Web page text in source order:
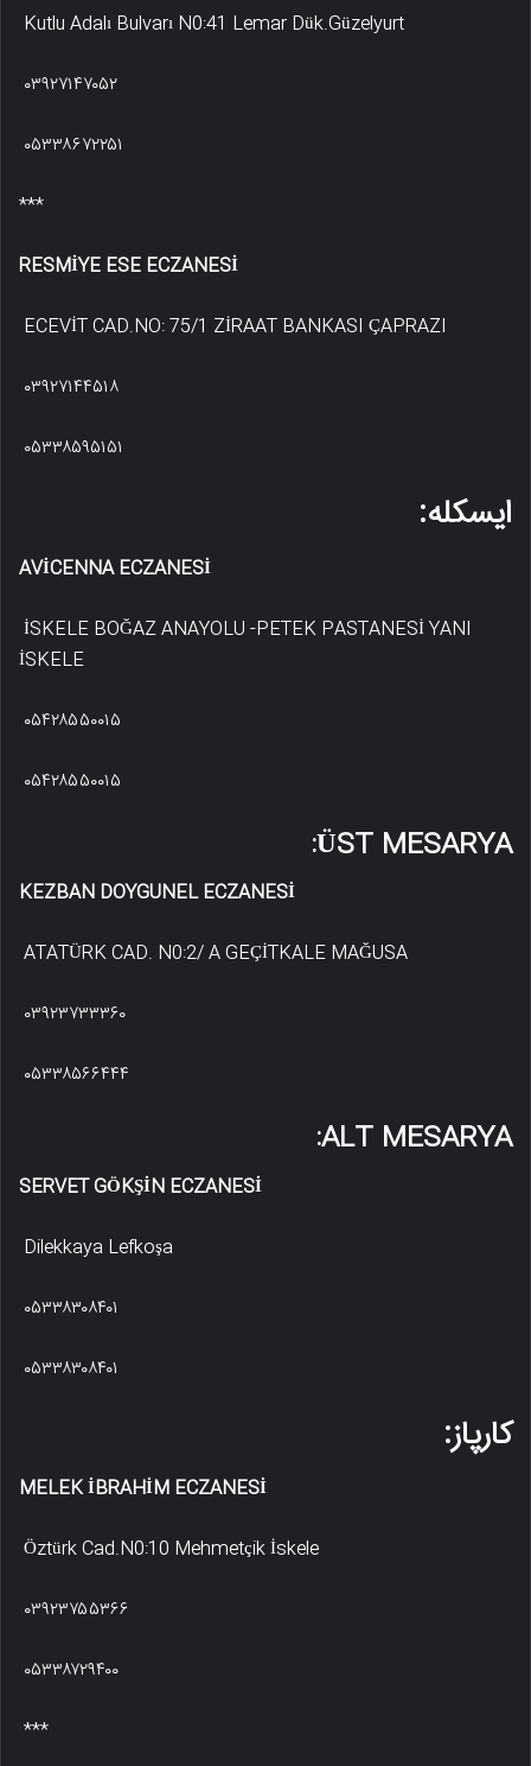
Kutlu Adalı Bulvarı N0:41 Lemar Dük.Güzelyurt
۰۳۹۲۷۱۴۷۰۵۲
۰۵۳۳۸۶۷۲۲۵۱
***
RESMİYE ESE ECZANESİ
ECEVİT CAD.NO: 75/1 ZİRAAT BANKASI ÇAPRAZI
۰۳۹۲۷۱۴۴۵۱۸
۰۵۳۳۸۵۹۵۱۵۱
ایسکله:
AVİCENNA ECZANESİ
İSKELE BOĞAZ ANAYOLU -PETEK PASTANESİ YANI
İSKELE
۰۵۴۲۸۵۵۰۰۱۵
۰۵۴۲۸۵۵۰۰۱۵
ÜST MESARYA:
KEZBAN DOYGUNEL ECZANESİ
ATATÜRK CAD. N0:2/ A GEÇİTKALE MAĞUSA
۰۳۹۲۳۷۳۳۳۶۰
۰۵۳۳۸۵۶۶۴۴۴
ALT MESARYA:
SERVET GÖKŞİN ECZANESİ
Dilekkaya Lefkoşa
۰۵۳۳۸۳۰۸۴۰۱
۰۵۳۳۸۳۰۸۴۰۱
کارپاز:
MELEK İBRAHİM ECZANESİ
Öztürk Cad.N0:10 Mehmetçik İskele
۰۳۹۲۳۷۵۵۳۶۶
۰۵۳۳۸۷۲۹۴۰۰
***